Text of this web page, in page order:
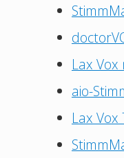
Lax
aio-
Lax Vox